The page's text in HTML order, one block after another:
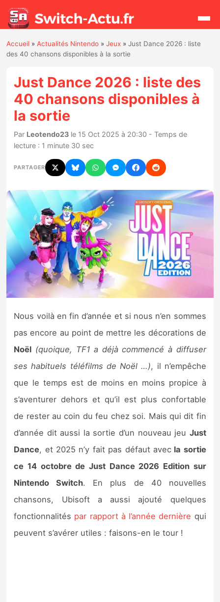
Actualités
Jeux
Hardware
Mises à jour
Chiffres de ventes
Rumeurs
Nintendo Direct
Tests et previews
Tests de jeux
Tests d’accessoires
Previews
Précommandes
Précommandes jeux Switch 2
Sorties de jeux
Bons plans
Accueil »Actualités Nintendo »Jeux »Just Dance 2026 : liste
des 40 chansons disponibles à la sortie
Just Dance 2026 : liste des
40 chansons disponibles à
la sortie
Par Leotendo23 le 15 Oct 2025 à 20:30 - Temps de
lecture : 1 minute 30 sec
PARTAGER
Nous voilà en fin d’année et si nous n’en sommes
pas encore au point de mettre les décorations de
Noël (quoique, TF1 a déjà commencé à diffuser
ses habituels téléfilms de Noël …), il n’empêche
que le temps est de moins en moins propice à
s’aventurer dehors et qu’il est plus confortable
de rester au coin du feu chez soi. Mais qui dit fin
d’année dit aussi la sortie d’un nouveau jeu Just
Dance, et 2025 n’y fait pas défaut avecla sortie
ce 14 octobre de Just Dance 2026 Edition sur
Nintendo Switch. En plus de 40 nouvelles
chansons, Ubisoft a aussi ajouté quelques
fonctionnalités par rapport à l’année dernière qui
peuvent s’avérer utiles : faisons-en le tour !